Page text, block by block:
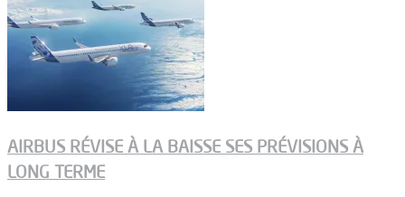
AIRBUS RÉVISE À LA BAISSE SES PRÉVISIONS À
LONG TERME